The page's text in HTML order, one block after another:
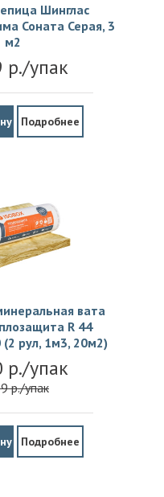
Шинглас
Соната Серая, 3
м2
р./упак
Подробнее
вата
R 44
рул, 1м3, 20м2)
р./упак
р./упак
Подробнее